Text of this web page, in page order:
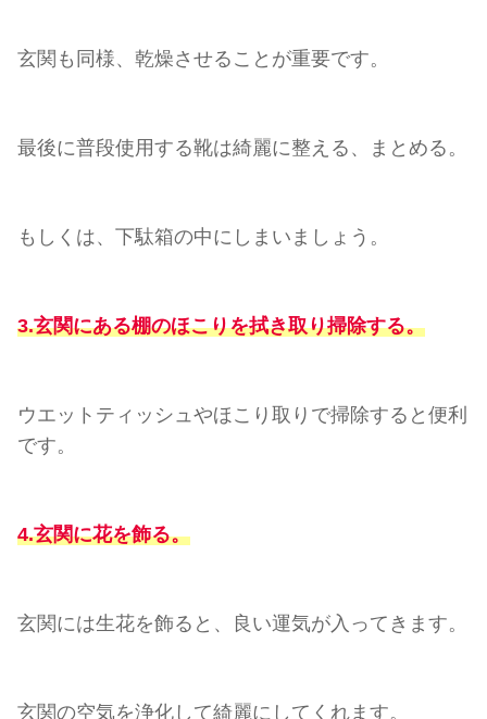
玄関も同様、乾燥させることが重要です。
最後に普段使用する靴は綺麗に整える、まとめる。
もしくは、下駄箱の中にしまいましょう。
3.玄関にある棚のほこりを拭き取り掃除する。
ウエットティッシュやほこり取りで掃除すると便利
です。
4.玄関に花を飾る。
玄関には生花を飾ると、良い運気が入ってきます。
玄関の空気を浄化して綺麗にしてくれます。